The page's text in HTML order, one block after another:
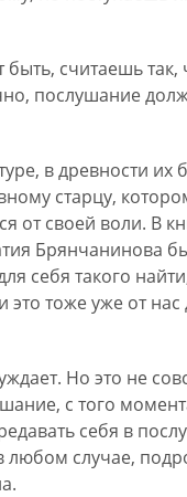
считаешь так,
послушание
в древности
старцу,
от своей воли. В
Брянчанинова
себя такого
тоже уже от нас
Но это не
с того
себя в
любом случае,